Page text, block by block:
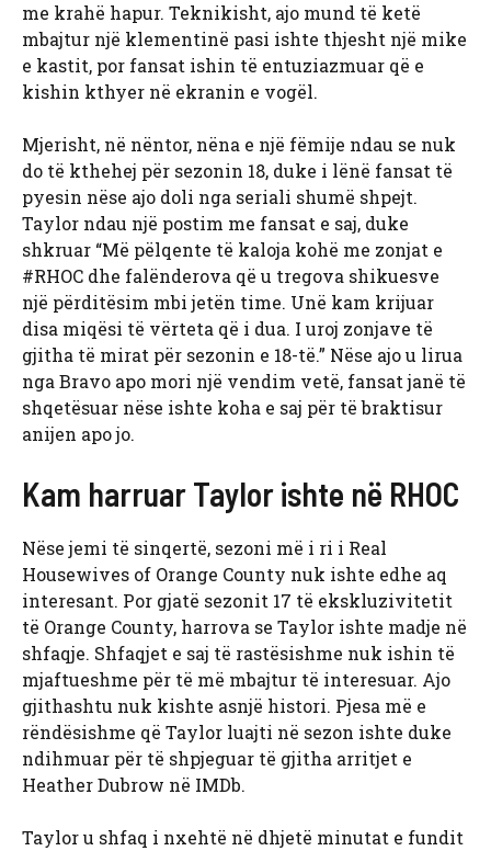
me krahë hapur. Teknikisht, ajo mund të ketë
mbajtur një klementinë pasi ishte thjesht një mike
e kastit, por fansat ishin të entuziazmuar që e
kishin kthyer në ekranin e vogël.
Mjerisht, në nëntor, nëna e një fëmije ndau se nuk
do të kthehej për sezonin 18, duke i lënë fansat të
pyesin nëse ajo doli nga seriali shumë shpejt.
Taylor ndau një postim me fansat e saj, duke
shkruar “Më pëlqente të kaloja kohë me zonjat e
#RHOC dhe falënderova që u tregova shikuesve
një përditësim mbi jetën time. Unë kam krijuar
disa miqësi të vërteta që i dua. I uroj zonjave të
gjitha të mirat për sezonin e 18-të.” Nëse ajo u lirua
nga Bravo apo mori një vendim vetë, fansat janë të
shqetësuar nëse ishte koha e saj për të braktisur
anijen apo jo.
Kam harruar Taylor ishte në RHOC
Nëse jemi të sinqertë, sezoni më i ri i Real
Housewives of Orange County nuk ishte edhe aq
interesant. Por gjatë sezonit 17 të ekskluzivitetit
të Orange County, harrova se Taylor ishte madje në
shfaqje. Shfaqjet e saj të rastësishme nuk ishin të
mjaftueshme për të më mbajtur të interesuar. Ajo
gjithashtu nuk kishte asnjë histori. Pjesa më e
rëndësishme që Taylor luajti në sezon ishte duke
ndihmuar për të shpjeguar të gjitha arritjet e
Heather Dubrow në IMDb.
Taylor u shfaq i nxehtë në dhjetë minutat e fundit